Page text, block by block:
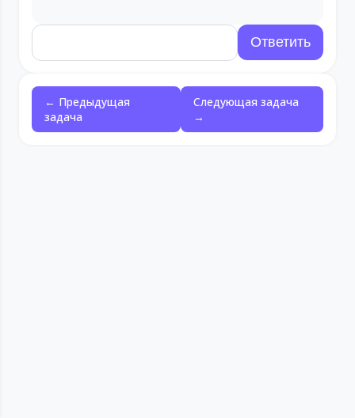
← Предыдущая
задача
Следующая задача
→